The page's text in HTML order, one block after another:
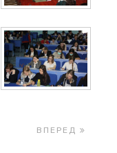
ВПЕРЕД